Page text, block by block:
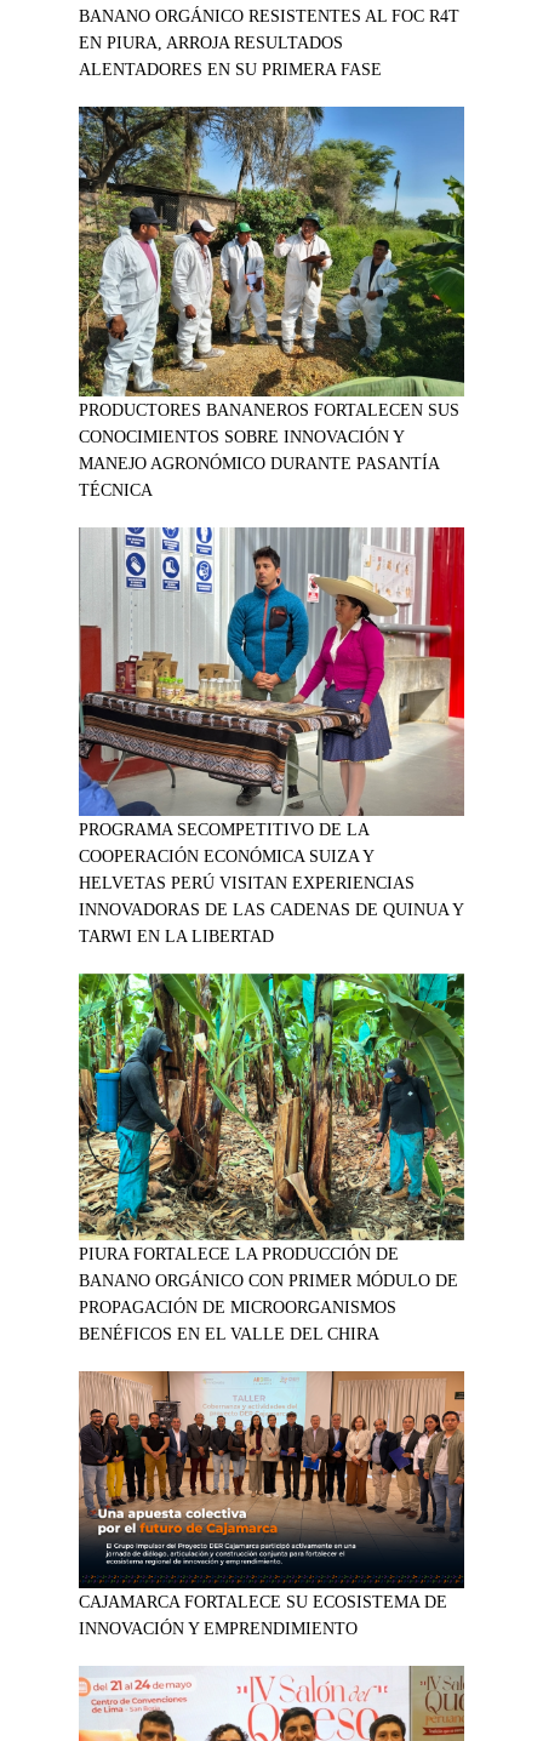
BANANO ORGÁNICO RESISTENTES AL FOC R4T
EN PIURA, ARROJA RESULTADOS
ALENTADORES EN SU PRIMERA FASE
PRODUCTORES BANANEROS FORTALECEN SUS
CONOCIMIENTOS SOBRE INNOVACIÓN Y
MANEJO AGRONÓMICO DURANTE PASANTÍA
TÉCNICA
PROGRAMA SECOMPETITIVO DE LA
COOPERACIÓN ECONÓMICA SUIZA Y
HELVETAS PERÚ VISITAN EXPERIENCIAS
INNOVADORAS DE LAS CADENAS DE QUINUA Y
TARWI EN LA LIBERTAD
PIURA FORTALECE LA PRODUCCIÓN DE
BANANO ORGÁNICO CON PRIMER MÓDULO DE
PROPAGACIÓN DE MICROORGANISMOS
BENÉFICOS EN EL VALLE DEL CHIRA
CAJAMARCA FORTALECE SU ECOSISTEMA DE
INNOVACIÓN Y EMPRENDIMIENTO